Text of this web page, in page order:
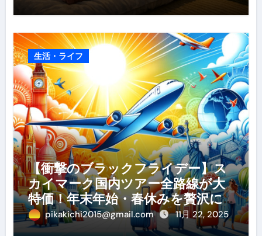
生活・ライフ
【衝撃のブラックフライデー】ス
カイマーク国内ツアー全路線が大
特価！年末年始・春休みを贅沢に
過ごす賢い予約ガイド
pikakichi2015@gmail.com 11月 22, 2025